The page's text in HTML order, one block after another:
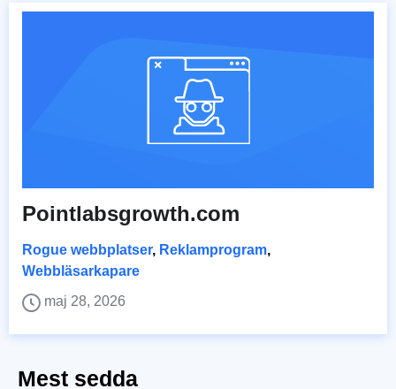
Pointlabsgrowth.com
Rogue webbplatser, Reklamprogram,
Webbläsarkapare
maj 28, 2026
Mest sedda